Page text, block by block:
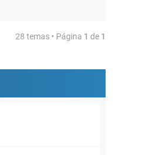
28 temas • Página 1 de 1